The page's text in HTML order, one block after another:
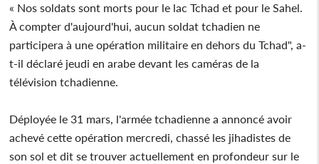
« Nos soldats sont morts pour le lac Tchad et pour le Sahel.
À compter d'aujourd'hui, aucun soldat tchadien ne
participera à une opération militaire en dehors du Tchad", a-
t-il déclaré jeudi en arabe devant les caméras de la
télévision tchadienne.
Déployée le 31 mars, l'armée tchadienne a annoncé avoir
achevé cette opération mercredi, chassé les jihadistes de
son sol et dit se trouver actuellement en profondeur sur le